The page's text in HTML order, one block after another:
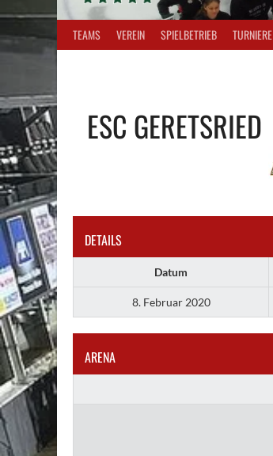
TEAMS VEREIN SPIELBETRIEB TURNIERE
ESC GERETSRIED
DETAILS
Datum
8. Februar 2020
ARENA